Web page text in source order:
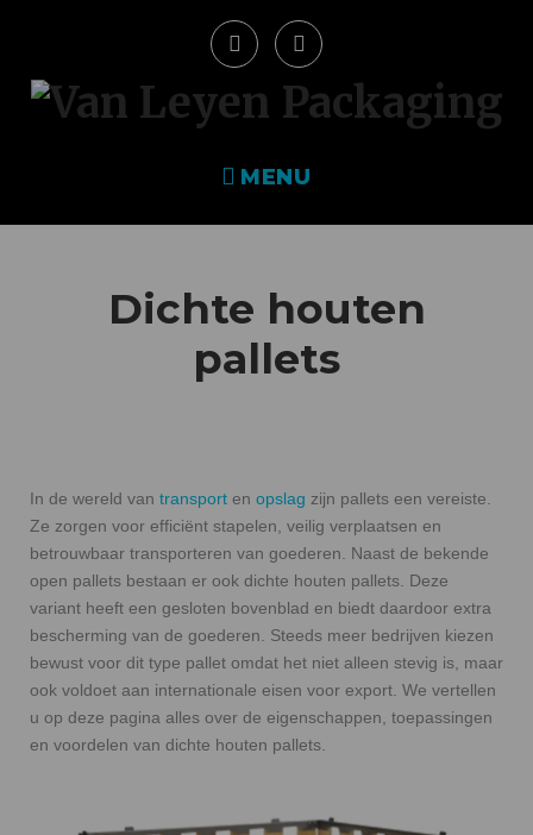
MENU
Dichte houten
pallets
In de wereld van transport en opslag zijn pallets een vereiste.
Ze zorgen voor efficiënt stapelen, veilig verplaatsen en
betrouwbaar transporteren van goederen. Naast de bekende
open pallets bestaan er ook dichte houten pallets. Deze
variant heeft een gesloten bovenblad en biedt daardoor extra
bescherming van de goederen. Steeds meer bedrijven kiezen
bewust voor dit type pallet omdat het niet alleen stevig is, maar
ook voldoet aan internationale eisen voor export. We vertellen
u op deze pagina alles over de eigenschappen, toepassingen
en voordelen van dichte houten pallets.